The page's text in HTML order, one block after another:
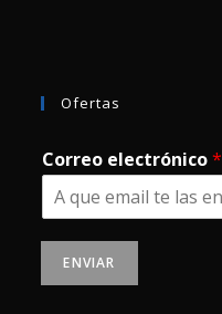
Ofertas
Correo electrónico*
ENVIAR